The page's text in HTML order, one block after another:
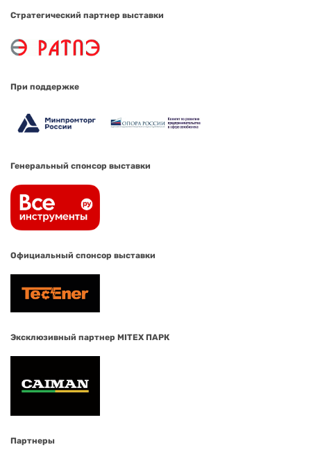
Стратегический партнер выставки
При поддержке
Генеральный спонсор выставки
Официальный спонсор выставки
Эксклюзивный партнер MITEX ПАРК
Партнеры